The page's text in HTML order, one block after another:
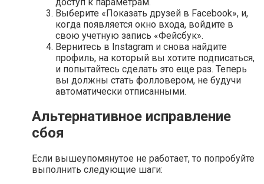
Выберите «Показать друзей в Facebook», и,
когда появляется окно входа, войдите в
свою учетную запись «Фейсбук».
Вернитесь в Instagram и снова найдите
профиль, на который вы хотите подписаться,
и попытайтесь сделать это еще раз. Теперь
вы должны стать фолловером, не будучи
автоматически отписанными.
Альтернативное исправление
сбоя
Если вышеупомянутое не работает, то попробуйте
выполнить следующие шаги: